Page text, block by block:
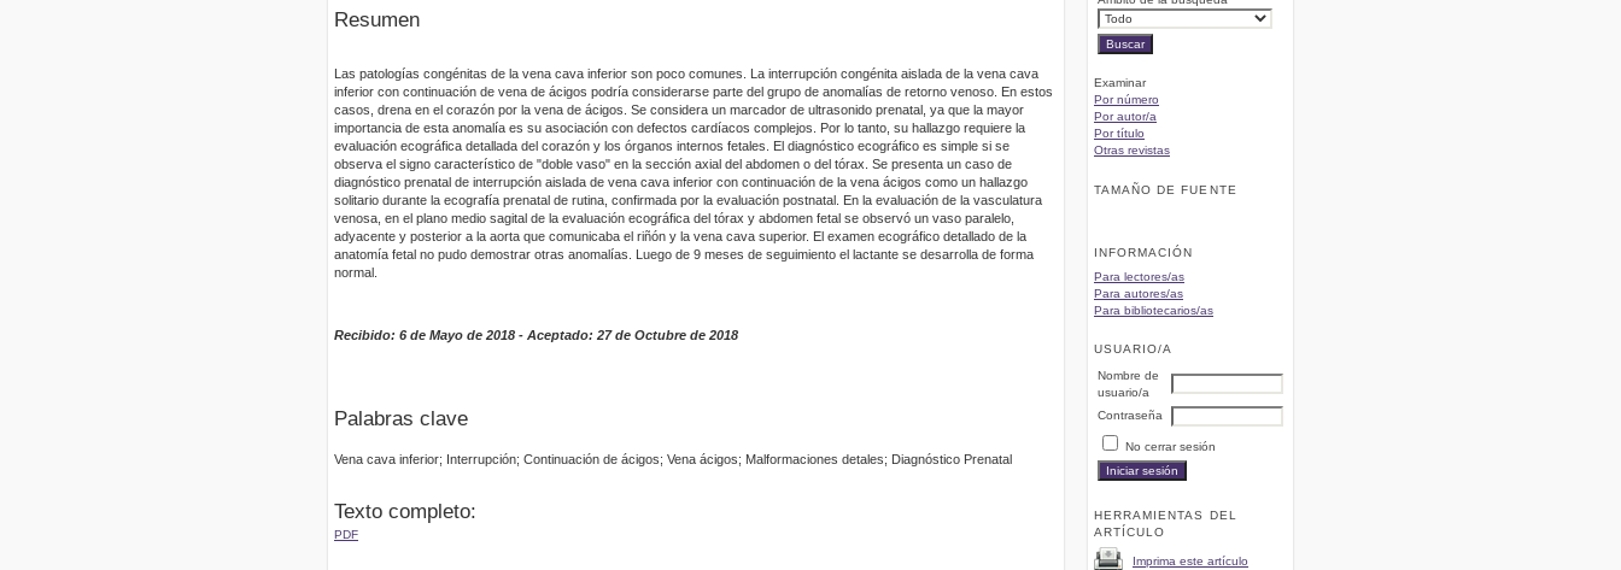
Examinar
Por número
Por autor/a
Por título
Otras revistas
TAMAÑO DE FUENTE
INFORMACIÓN
Para lectores/as
Para autores/as
Para bibliotecarios/as
USUARIO/A
Nombre de
usuario/a
Contraseña
No cerrar sesión
HERRAMIENTAS DEL
ARTÍCULO
Imprima este artículo
Resumen
Las patologías congénitas de la vena cava inferior son poco comunes. La interrupción congénita aislada de la vena cava
inferior con continuación de vena de ácigos podría considerarse parte del grupo de anomalías de retorno venoso. En estos
casos, drena en el corazón por la vena de ácigos. Se considera un marcador de ultrasonido prenatal, ya que la mayor
importancia de esta anomalía es su asociación con defectos cardíacos complejos. Por lo tanto, su hallazgo requiere la
evaluación ecográfica detallada del corazón y los órganos internos fetales. El diagnóstico ecográfico es simple si se
observa el signo característico de "doble vaso" en la sección axial del abdomen o del tórax. Se presenta un caso de
diagnóstico prenatal de interrupción aislada de vena cava inferior con continuación de la vena ácigos como un hallazgo
solitario durante la ecografía prenatal de rutina, confirmada por la evaluación postnatal. En la evaluación de la vasculatura
venosa, en el plano medio sagital de la evaluación ecográfica del tórax y abdomen fetal se observó un vaso paralelo,
adyacente y posterior a la aorta que comunicaba el riñón y la vena cava superior. El examen ecográfico detallado de la
anatomía fetal no pudo demostrar otras anomalías. Luego de 9 meses de seguimiento el lactante se desarrolla de forma
normal.
Recibido: 6 de Mayo de 2018 - Aceptado: 27 de Octubre de 2018
Palabras clave
Vena cava inferior; Interrupción; Continuación de ácigos; Vena ácigos; Malformaciones detales; Diagnóstico Prenatal
Texto completo:
PDF